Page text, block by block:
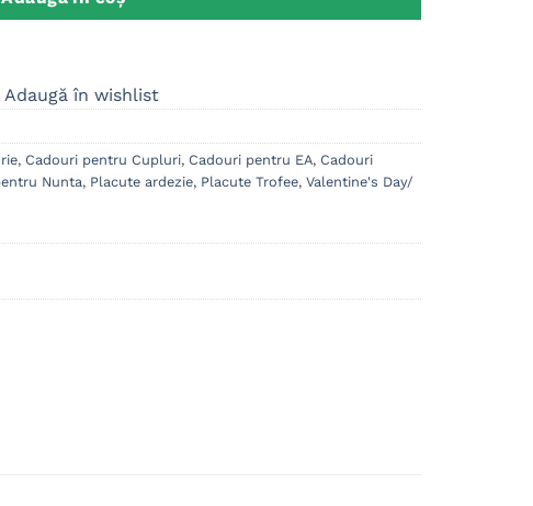
Adaugă în wishlist
, Cadouri pentru Cupluri, Cadouri pentru EA, Cadouri
Nunta, Placute ardezie, Placute Trofee, Valentine's Day/